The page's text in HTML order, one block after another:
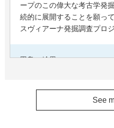
ープのこの偉大な考古学発
続的に展開することを願っ
スヴィアーナ発掘調査プロ
田島 絵里
母校の益々の繁栄を祈って
See